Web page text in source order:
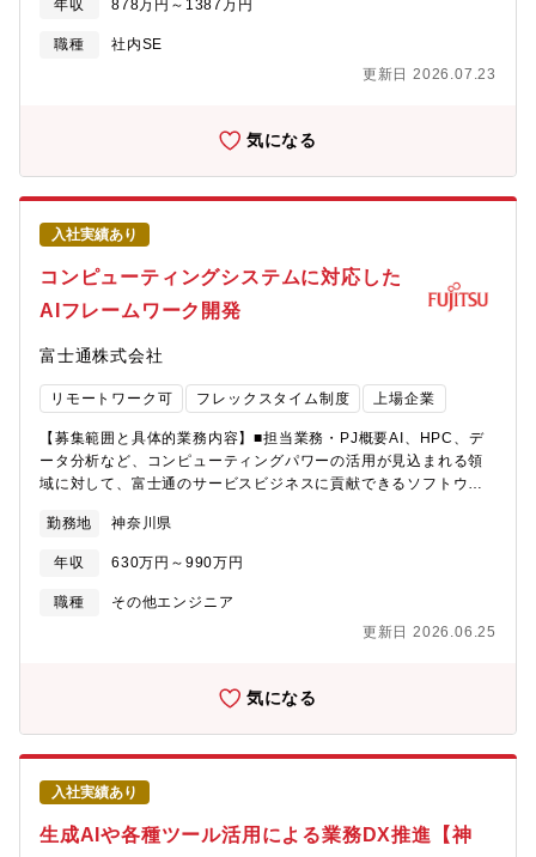
ティング制度やFA制度が利用可能。 ・各部組織エンゲージメント
を高める活動にも力を入れており、定着する職場環境の風土醸成
場や関係部署と連携しながら、プロジェクトが滞りなく進む状態
を支える現場の推進役として活躍いただきます。本ポジション
役割であり、将来的にはリーダーへとステップアップし、より広
期待しています。【仕事の魅力・やりがい】・プロジェクトを
「工程の観点」で動かす当事者になれる・若手のうちからプロジ
ェクト全体を見る力が身につく開発全体の流れの中で進捗・課
題・リスクを俯瞰しながら業務を進めるため、自然と「全体視
点」「先読み」の力が養われます。技術と工程の両方を理解した
人材として、希少性の高い経験を積めます・プロジェクトを前に
進める達成感情報が錯綜しがちな開発現場において、課題や進捗
を整理し、関係者の認識を揃えることで、プロジェクトがスムー
ズに進み始める瞬間があります。・将来のキャリアアップにつな
の基礎から実践までを経験する入口です。工程管理・課題管理の
アップし、より大きな役割を担っていくキャリアパスを描くこと
織としてのミッション】持続可能なデジタル社会を実現すべく、
世界トップのテクノロジー開発に挑戦し、スピーディに新たなコ
ンピューティングプラットフォームを創り上げる【会社の魅力】■
働き方について ・全社で年間80％以上の在宅勤務活用率。 ・コア
生活に合わせた働き方が実現可能。 ・サテライトオフィスは
き活きと働くための社内カルチャーの変革にも積極的に取り組み
中。 ■キャリアについて ・自律的なキャリア形成を推進し、グル
環境の風土醸成が心がけられております。
ます。■社内ITシステムの運用・管理 各種SaaSのアカウント／
権限管理、PCなどのIT資産デバイス管理、ライセンス管理■EX向
善施策の企画・推進 ヘルプデスク全体の運用管理および品質向
したインシデント管理・サービスリクエスト管理プロセスの標準
化 業務の自動化・効率化に向けた仕組みづくりを推進■IT関連プ
ロジェクトへの参画・推進支援 新システム・新サービス（AI
活用を含む）の導入 各種ITプロジェクトに参画し、推進を主
導・サポート■全社業務プロセスの改善 全社や他部署を対象とし
て、業務変革を目的とした業務要件定義およびシステム要件定義
を担当 現行業務の整理・課題抽出から、あるべき業務プロセス
設計、プロジェクトマネジメントを推進【募集背景】事業成長に
向けた社内ITにおける運用業務体制の強化、ならびに社内へのIT活
様なITツールを経験できるIT事業会社であることから、社内へのIT
サービスの導入や業務の変化を受け入れやすい文化があります。
建設的なコミュニケーションを通した改善ができるため、前向き
多種多様なツールに触れる機会を得られます。■ 運用の現場から
改善を推進できる部内全体で「EX（Employee Experience）を
シンプルにする」のミッション実現を目指して同じ目線で社内業
務の効率化に向き合うため、ボトムアップでの提案が受け入れら
進することや、エンジニアリングの学習機会を生かした開発によ
ムアップで改善を推進できます。【組織構成】当部門には約70名
が在籍しており、全社・事業のIT基盤の企画/プロジェクトマネジ
年収 878万円～1387万円
職種
社内SE
更新日 2026.07.23
気になる
入社実績あり
コンピューティングシステムに対応した
AIフレームワーク開発
富士通株式会社
リモートワーク可 フレックスタイム制度 上場企業
【募集範囲と具体的業務内容】■担当業務・PJ概要AI、HPC、デ
ータ分析など、コンピューティングパワーの活用が見込まれる領
域に対して、富士通のサービスビジネスに貢献できるソフトウェ
よびアクセラレータ向けの差別化・差異化を目指したAIフレーム
ワークやミドルウェアの性能改善・技術実装およびOSS/ISV ソフ
トウェアのラインナップ拡充を実施していただきます。■具体的な
業務内容・AI,AIｘHPC,データ基盤などのミドルウェアの性能調
術開発、最新技術適用・ソフトウェアのArm?プロセッサ環境への
取り込み・自社IP技術の開発・実装【個人に期待する役割やミッ
ション】ビジネスの課題を、AI、HPC、データ分析などの新しい
ソフト技術を用いて解決する方法をチームで検討して策定し、具
体化していただきます。最新の技術動向を理解して、必要なソフ
トウェアを素早く実現し、OSSコミュニティ等を通じて世の中に
提供していくことが求められます。（役割） ・各担当ソフトウ
ェアについて、以下をチームメンバーとして実施。 - 性能調査、
分析改善、Arm?プロセッサ環境への移植、OSSコミュニティへの
勤務地 神奈川県
年収 630万円～990万円
職種
その他エンジニア
更新日 2026.06.25
気になる
入社実績あり
生成AIや各種ツール活用による業務DX推進【神